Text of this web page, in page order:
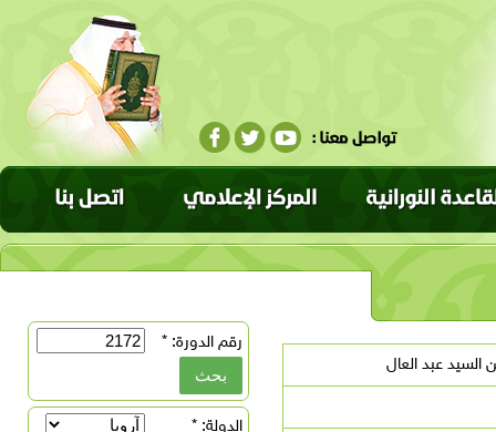
رقم الدورة: *
الدولة: *
عبد العال